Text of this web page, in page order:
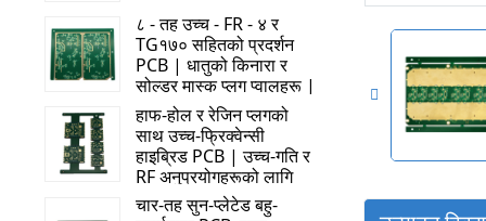
८ - तह उच्च - FR - ४ र
TG१७० सहितको प्रदर्शन
PCB | धातुको किनारा र
सोल्डर मास्क प्लग प्वालहरू |
उन्नत सर्किट समाधान
हाफ-होल र रेजिन प्लगको
साथ उच्च-फ्रिक्वेन्सी
हाइब्रिड PCB | उच्च-गति र
RF अनुप्रयोगहरूको लागि
अनुकूलित
चार-तह सुन-प्लेटेड बहु-
७. मेडिकल इमेजिङ र आरएफ थेरापी उपकरण